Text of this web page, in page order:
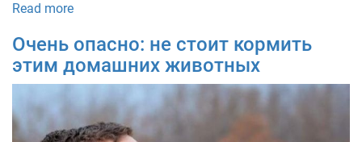
Read more
Очень опасно: не стоит кормить
этим домашних животных